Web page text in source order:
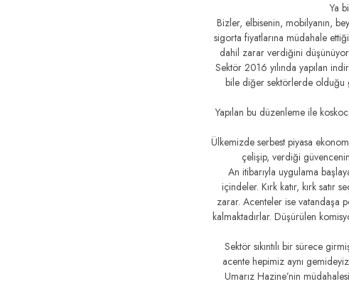
Ya
Bizler, elbisenin, mobilyanın,
sigorta fiyatlarına müdahale
dahil zarar verdiğini
Sektör 2016 yılında yapılan
bile diğer sektörlerde olduğu
Yapılan bu düzenleme ile
Ülkemizde serbest piyasa
çelişip, verdiği
An itibarıyla uygulama
içindeler. Kırk katır, kırk satır
zarar. Acenteler ise vatandaşa
kalmaktadırlar. Düşürülen
Sektör sıkıntılı bir sürece
acente hepimiz aynı
Umarız Hazine’nin